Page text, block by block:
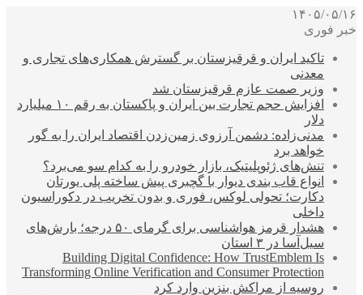
۱۴۰۵/۰۵/۱۶
خبر فوری
تاکید ایران و قرقیزستان بر گسترش همکاری‌های تجاری و
معدنی
وزیر صمت عازم قرقیزستان شد
افزایش حجم تجارت بین ایران و پاکستان به رقم ۱۰ میلیارد
دلار
مدنی‌زاده: دشمن آرزوی زمین‌زدن اقتصاد ایران را به گور
خواهد برد
تنش‌های ژئوپلیتیک، بازار خودرو را به کدام سو می‌برد؟
انواع قاب بندی دیوار با گچبری پیش ساخته پلی یورتان
دکارت؛ تحولی لوکس، فوری و بدون تخریب در دکوراسیون
داخلی
هشدار قرمز هواشناسی برای گرمای ۵۰ درجه؛ بارش‌های
سیل‌آسا در ۳ استان
Building Digital Confidence: How TrustEmblem Is
Transforming Online Verification and Consumer Protection
روسیه از مراکش بنزین وارد کرد